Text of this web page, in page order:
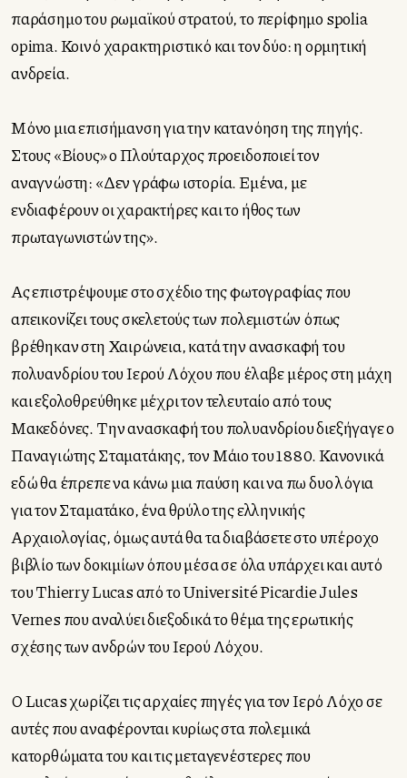
παράσημο του ρωμαϊκού στρατού, το περίφημο spolia
opima. Κοινό χαρακτηριστικό και τον δύο: η ορμητική
ανδρεία.
Μόνο μια επισήμανση για την κατανόηση της πηγής.
Στους «Βίους» ο Πλούταρχος προειδοποιεί τον
αναγνώστη: «Δεν γράφω ιστορία. Εμένα, με
ενδιαφέρουν οι χαρακτήρες και το ήθος των
πρωταγωνιστών της».
Ας επιστρέψουμε στο σχέδιο της φωτογραφίας που
απεικονίζει τους σκελετούς των πολεμιστών όπως
βρέθηκαν στη Χαιρώνεια, κατά την ανασκαφή του
πολυανδρίου του Ιερού Λόχου που έλαβε μέρος στη μάχη
και εξολοθρεύθηκε μέχρι τον τελευταίο από τους
Μακεδόνες. Την ανασκαφή του πολυανδρίου διεξήγαγε ο
Παναγιώτης Σταματάκης, τον Μάιο του 1880. Κανονικά
εδώ θα έπρεπε να κάνω μια παύση και να πω δυο λόγια
για τον Σταματάκο, ένα θρύλο της ελληνικής
Αρχαιολογίας, όμως αυτά θα τα διαβάσετε στο υπέροχο
βιβλίο των δοκιμίων όπου μέσα σε όλα υπάρχει και αυτό
του Thierry Lucas από το Université Picardie Jules
Vernes που αναλύει διεξοδικά το θέμα της ερωτικής
σχέσης των ανδρών του Ιερού Λόχου.
Ο Lucas χωρίζει τις αρχαίες πηγές για τον Ιερό Λόχο σε
αυτές που αναφέρονται κυρίως στα πολεμικά
κατορθώματα του και τις μεταγενέστερες που